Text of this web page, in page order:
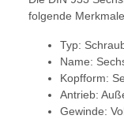
folgende
Typ:
Name:
Kopfform:
Antrieb:
Gewinde: